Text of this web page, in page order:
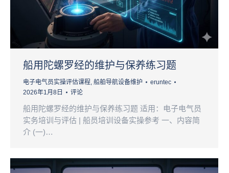
船用陀螺罗经的维护与保养练习题
电子电气员实操评估课程, 船舶导航设备维护
eruntec
2026年1月8日
评论
船用陀螺罗经的维护与保养练习题 适用：电子电气员
实务培训与评估 | 船员培训设备实操参考 一、内容简
介 (一)…